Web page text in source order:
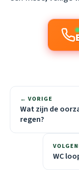
← VORIGE
Wat zijn de
regen?
WC